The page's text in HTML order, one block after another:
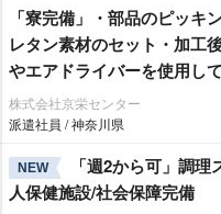
「寮完備」・部品のピッキ
レタン素材のセット・加工
エアドライバーを使用し
査作業/即入寮/製造・工場
株式会社京栄センター
派遣社員 / 神奈川県
NEW
「週2から可」調
人保健施設/社会保障完備